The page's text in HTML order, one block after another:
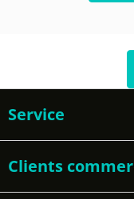
Service
Clients